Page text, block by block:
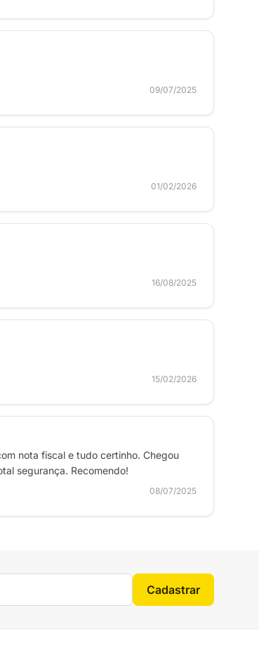
09/07/2025
01/02/2026
16/08/2025
15/02/2026
nota fiscal e tudo certinho. Chegou
segurança. Recomendo!
08/07/2025
Cadastrar